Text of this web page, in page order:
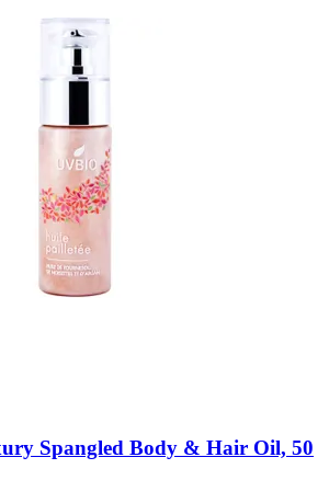
Spangled Body & Hair Oil, 50